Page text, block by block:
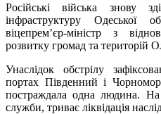
Російські війська знову
інфраструктуру Одеської
віцепрем’єр-міністр з
розвитку громад та територій
Унаслідок обстрілу
портах Південний і
постраждала одна людина.
служби, триває ліквідація